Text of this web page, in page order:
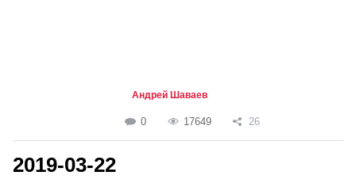
Андрей Шаваев
0 17649 26
2019-03-22